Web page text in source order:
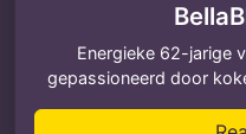
Energieke 62-jarige
gepassioneerd door